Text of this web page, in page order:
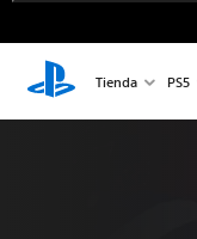
Tienda PS5